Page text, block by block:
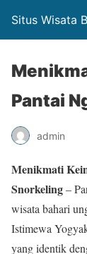
Situs Wisata
Pantai
admin
Menikmati
Snorkeling–
wisata bahari
Istimewa
yang identik